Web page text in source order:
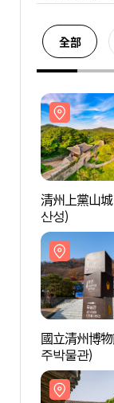
全部
清州上黨山
산성)
國立清州博
주박물관)